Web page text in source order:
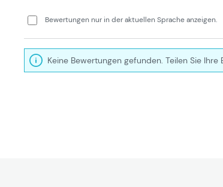
Bewertungen nur in der aktuellen Sprache anzeigen.
Keine Bewertungen gefunden. Teilen Sie